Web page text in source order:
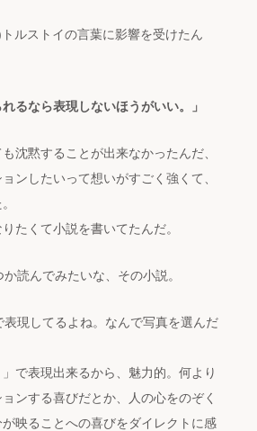
ルストイの言葉に影響を受けたん
れるなら表現しないほうがいい。」
沈黙することが出来なかったんだ、
ンしたいって想いがすごく強くて、
たくて小説を書いてたんだ。
読んでみたいな、その小説。
現してるよね。なんで写真を選んだ
で表現出来るから、魅力的。何より
ンする喜びだとか、人の心をのぞく
映ることへの喜びをダイレクトに感